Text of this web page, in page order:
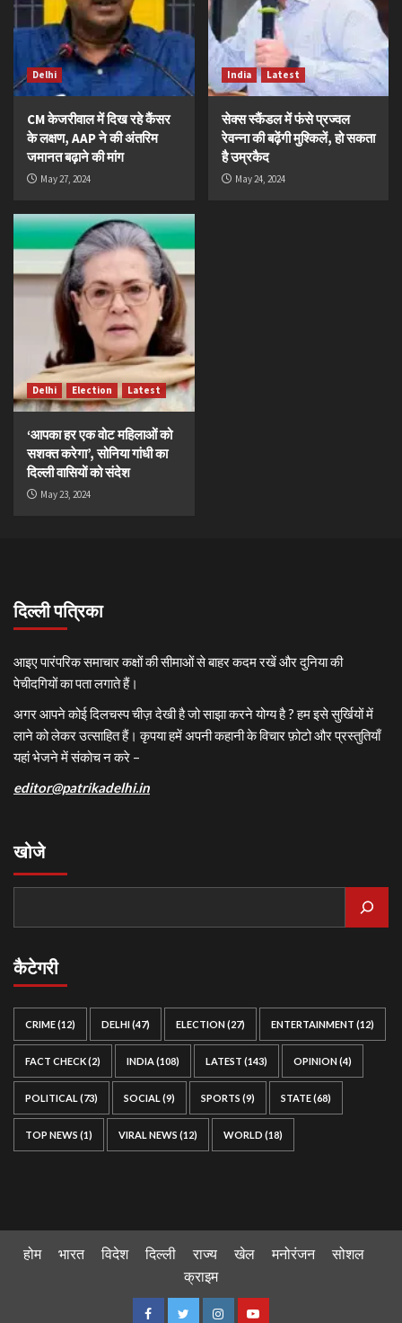
Delhi
CM केजरीवाल में दिख रहे कैंसर
के लक्षण, AAP ने की अंतरिम
जमानत बढ़ाने की मांग
May 27, 2024
India Latest
सेक्स स्कैंडल में फंसे प्रज्वल
रेवन्ना की बढ़ेंगी मुश्किलें, हो सकता
है उम्रकैद
May 24, 2024
Delhi Election Latest
‘आपका हर एक वोट महिलाओं को
सशक्त करेगा’, सोनिया गांधी का
दिल्ली वासियों को संदेश
May 23, 2024
दिल्ली पत्रिका
आइए पारंपरिक समाचार कक्षों की सीमाओं से बाहर कदम रखें और दुनिया की
पेचीदगियों का पता लगाते हैं।
अगर आपने कोई दिलचस्प चीज़ देखी है जो साझा करने योग्य है ? हम इसे सुर्खियों में
लाने को लेकर उत्साहित हैं। कृपया हमें अपनी कहानी के विचार फ़ोटो और प्रस्तुतियाँ
यहां भेजने में संकोच न करे –
editor@patrikadelhi.in
खोजे
कैटेगरी
CRIME(12) DELHI(47) ELECTION(27) ENTERTAINMENT (12)
FACT CHECK(2) INDIA(108) LATEST (143) OPINION(4)
POLITICAL (73) SOCIAL (9) SPORTS (9) STATE(68)
TOP NEWS (1) VIRAL NEWS (12) WORLD (18)
होम भारत विदेश दिल्ली राज्य खेल मनोरंजन
सोशल
क्राइम